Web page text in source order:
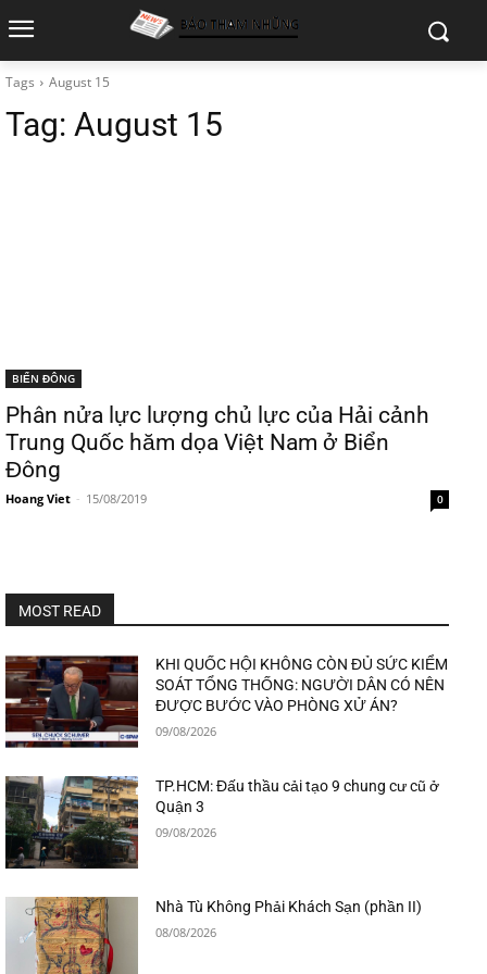
Tags August 15
Tag: August 15
BIỂN ĐÔNG
Phân nửa lực lượng chủ lực của Hải cảnh
Trung Quốc hăm dọa Việt Nam ở Biển
Đông
Hoang Viet - 15/08/2019 0
MOST READ
KHI QUỐC HỘI KHÔNG CÒN ĐỦ SỨC KIỂM
SOÁT TỔNG THỐNG: NGƯỜI DÂN CÓ NÊN
ĐƯỢC BƯỚC VÀO PHÒNG XỬ ÁN?
09/08/2026
TP.HCM: Đấu thầu cải tạo 9 chung cư cũ ở
Quận 3
09/08/2026
Nhà Tù Không Phải Khách Sạn (phần II)
08/08/2026